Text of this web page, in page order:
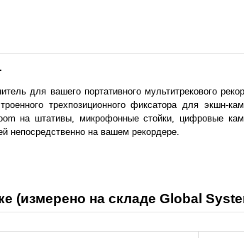
для вашего портативного мультитрекового
трехпозиционного фиксатора для экшн-
на штативы, микрофонные стойки, цифровые
непосредственно на вашем рекордере.
(измерено на складе Global